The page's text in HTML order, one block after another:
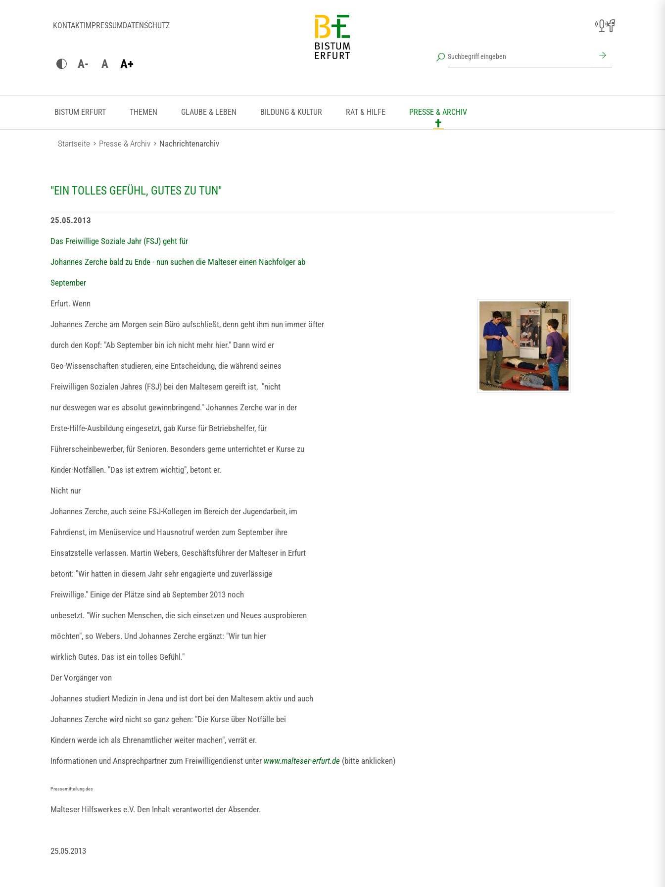
KONTAKTIMPRESSUMDATENSCHUTZ
A- A A+
BISTUM ERFURT THEMEN GLAUBE & LEBEN BILDUNG & KULTUR RAT & HILFE PRESSE & ARCHIV
Startseite Presse & Archiv Nachrichtenarchiv
"EIN TOLLES GEFÜHL, GUTES ZU TUN"
25.05.2013
Das Freiwillige Soziale Jahr (FSJ) geht für
Johannes Zerche bald zu Ende - nun suchen die Malteser einen Nachfolger ab
September
Erfurt. Wenn
Johannes Zerche am Morgen sein Büro aufschließt, denn geht ihm nun immer öfter
durch den Kopf: "Ab September bin ich nicht mehr hier." Dann wird er
Geo-Wissenschaften studieren, eine Entscheidung, die während seines
Freiwilligen Sozialen Jahres (FSJ) bei den Maltesern gereift ist, "nicht
nur deswegen war es absolut gewinnbringend." Johannes Zerche war in der
Erste-Hilfe-Ausbildung eingesetzt, gab Kurse für Betriebshelfer, für
Führerscheinbewerber, für Senioren. Besonders gerne unterrichtet er Kurse zu
Kinder-Notfällen. "Das ist extrem wichtig", betont er.
Nicht nur
Johannes Zerche, auch seine FSJ-Kollegen im Bereich der Jugendarbeit, im
Fahrdienst, im Menüservice und Hausnotruf werden zum September ihre
Einsatzstelle verlassen. Martin Webers, Geschäftsführer der Malteser in Erfurt
betont: "Wir hatten in diesem Jahr sehr engagierte und zuverlässige
Freiwillige." Einige der Plätze sind ab September 2013 noch
unbesetzt. "Wir suchen Menschen, die sich einsetzen und Neues ausprobieren
möchten", so Webers. Und Johannes Zerche ergänzt: "Wir tun hier
wirklich Gutes. Das ist ein tolles Gefühl."
Der Vorgänger von
Johannes studiert Medizin in Jena und ist dort bei den Maltesern aktiv und auch
Johannes Zerche wird nicht so ganz gehen: "Die Kurse über Notfälle bei
Kindern werde ich als Ehrenamtlicher weiter machen", verrät er.
Informationen und Ansprechpartner zum Freiwilligendienst unter www.malteser-erfurt.de (bitte anklicken)
Pressemitteilung des
Malteser Hilfswerkes e.V. Den Inhalt verantwortet der Absender.
25.05.2013